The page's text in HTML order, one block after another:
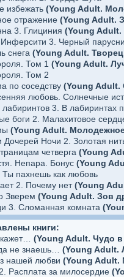
избежать (Young Adult.
отражение (Young Adult.
3. Глициния (Young
3. Черный
снега (Young Adult.
Том 1 (Young Adult.
Том 2
по соседству (Young
любовь. Солнечные
3. В лабиринтах
боги 2. Малахитовое
(Young Adult.
Дочерей Ночи 2. Золотая
четверга (Young
Непара. Бонус (Young
Ты пахнешь как любовь
2. Почему нет(Young
Зверем (Young Adult. Зов
3. Сломанная комната
книги:
(Young Adult. Чудо в
не знаешь… (Young Adult.
нашей любви (Young Adult.
Расплата за милосердие